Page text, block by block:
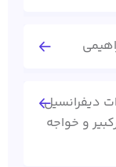
دیفرانسیل
و خواجه